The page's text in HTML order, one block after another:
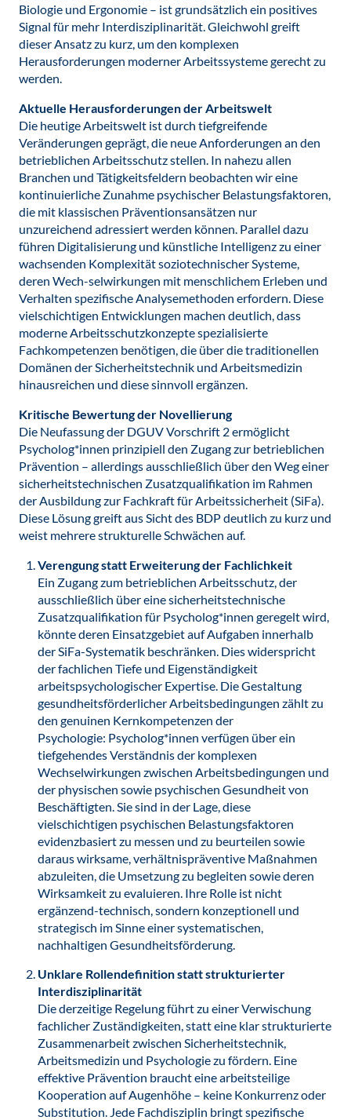
Biologie und Ergonomie – ist grundsätzlich ein positives
Signal für mehr Interdisziplinarität. Gleichwohl greift
dieser Ansatz zu kurz, um den komplexen
Herausforderungen moderner Arbeitssysteme gerecht zu
werden.
Aktuelle Herausforderungen der Arbeitswelt
Die heutige Arbeitswelt ist durch tiefgreifende
Veränderungen geprägt, die neue Anforderungen an den
betrieblichen Arbeitsschutz stellen. In nahezu allen
Branchen und Tätigkeitsfeldern beobachten wir eine
kontinuierliche Zunahme psychischer Belastungsfaktoren,
die mit klassischen Präventionsansätzen nur
unzureichend adressiert werden können. Parallel dazu
führen Digitalisierung und künstliche Intelligenz zu einer
wachsenden Komplexität soziotechnischer Systeme,
deren Wech-selwirkungen mit menschlichem Erleben und
Verhalten spezifische Analysemethoden erfordern. Diese
vielschichtigen Entwicklungen machen deutlich, dass
moderne Arbeitsschutzkonzepte spezialisierte
Fachkompetenzen benötigen, die über die traditionellen
Domänen der Sicherheitstechnik und Arbeitsmedizin
hinausreichen und diese sinnvoll ergänzen.
Kritische Bewertung der Novellierung
Die Neufassung der DGUV Vorschrift 2 ermöglicht
Psycholog*innen prinzipiell den Zugang zur betrieblichen
Prävention – allerdings ausschließlich über den Weg einer
sicherheitstechnischen Zusatzqualifikation im Rahmen
der Ausbildung zur Fachkraft für Arbeitssicherheit (SiFa).
Diese Lösung greift aus Sicht des BDP deutlich zu kurz und
weist mehrere strukturelle Schwächen auf.
Verengung statt Erweiterung der Fachlichkeit
Ein Zugang zum betrieblichen Arbeitsschutz, der
ausschließlich über eine sicherheitstechnische
Zusatzqualifikation für Psycholog*innen geregelt wird,
könnte deren Einsatzgebiet auf Aufgaben innerhalb
der SiFa-Systematik beschränken. Dies widerspricht
der fachlichen Tiefe und Eigenständigkeit
arbeitspsychologischer Expertise. Die Gestaltung
gesundheitsförderlicher Arbeitsbedingungen zählt zu
den genuinen Kernkompetenzen der
Psychologie: Psycholog*innen verfügen über ein
tiefgehendes Verständnis der komplexen
Wechselwirkungen zwischen Arbeitsbedingungen und
der physischen sowie psychischen Gesundheit von
Beschäftigten. Sie sind in der Lage, diese
vielschichtigen psychischen Belastungsfaktoren
evidenzbasiert zu messen und zu beurteilen sowie
daraus wirksame, verhältnispräventive Maßnahmen
abzuleiten, die Umsetzung zu begleiten sowie deren
Wirksamkeit zu evaluieren. Ihre Rolle ist nicht
ergänzend-technisch, sondern konzeptionell und
strategisch im Sinne einer systematischen,
nachhaltigen Gesundheitsförderung.
Unklare Rollendefinition statt strukturierter
Interdisziplinarität
Die derzeitige Regelung führt zu einer Verwischung
fachlicher Zuständigkeiten, statt eine klar strukturierte
Zusammenarbeit zwischen Sicherheitstechnik,
Arbeitsmedizin und Psychologie zu fördern. Eine
effektive Prävention braucht eine arbeitsteilige
Kooperation auf Augenhöhe – keine Konkurrenz oder
Substitution. Jede Fachdisziplin bringt spezifische